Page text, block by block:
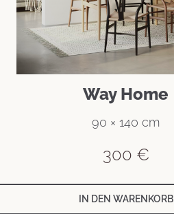
Way Home
90 × 140 cm
300 €
IN DEN WARENKORB